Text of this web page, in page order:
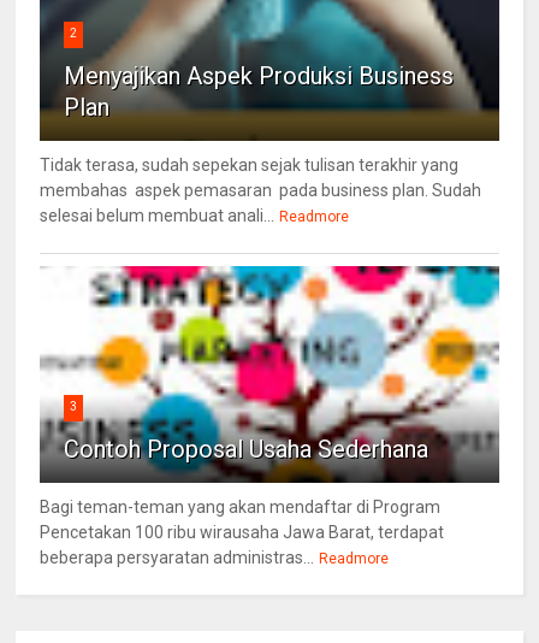
2
Menyajikan Aspek Produksi Business
Plan
Tidak terasa, sudah sepekan sejak tulisan terakhir yang
membahas aspek pemasaran pada business plan. Sudah
selesai belum membuat anali... Readmore
3
Contoh Proposal Usaha Sederhana
Bagi teman-teman yang akan mendaftar di Program
Pencetakan 100 ribu wirausaha Jawa Barat, terdapat
beberapa persyaratan administras... Readmore